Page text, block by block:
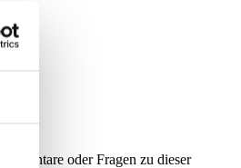
oder Fragen zu dieser